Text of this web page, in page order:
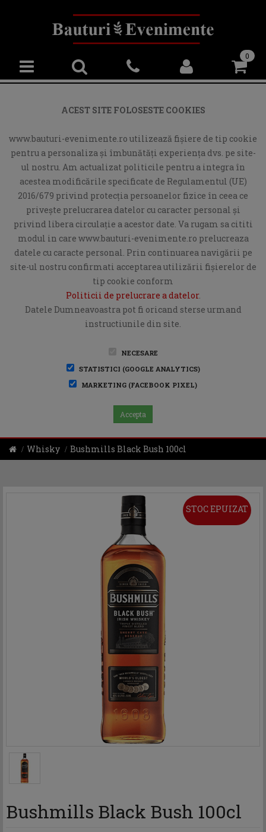
0
ACEST SITE FOLOSESTE COOKIES
www.bauturi-evenimente.ro utilizează fişiere de tip cookie
pentru a personaliza și îmbunătăți experiența dvs. pe site-
ul nostru. Am actualizat politicile pentru a integra în
acestea modificările specificate de Regulamentul (UE)
2016/679 privind protecția persoanelor fizice în ceea ce
privește prelucrarea datelor cu caracter personal și
privind libera circulație a acestor date. Va rugam sa cititi
modul in care www.bauturi-evenimente.ro prelucreaza
datele cu caracte personal. Prin continuarea navigării pe
site-ul nostru confirmati acceptarea utilizării fişierelor de
tip cookie conform
Politicii de prelucrare a datelor.
Datele Dumneavoastra pot fi oricand sterse urmand
instructiunile din site.
NECESARE
STATISTICI (GOOGLE ANALYTICS)
MARKETING (FACEBOOK PIXEL)
Accepta
Whisky Bushmills Black Bush 100cl
STOC EPUIZAT
Bushmills Black Bush 100cl